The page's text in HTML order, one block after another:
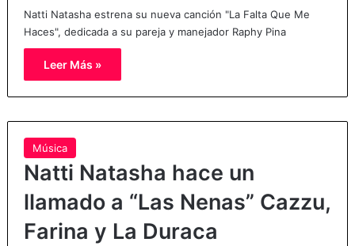
Natti Natasha estrena su nueva canción "La Falta Que Me
Haces", dedicada a su pareja y manejador Raphy Pina
Leer Más »
Música
Natti Natasha hace un
llamado a “Las Nenas” Cazzu,
Farina y La Duraca